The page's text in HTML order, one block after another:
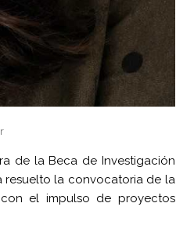
de la Beca de Investigación
resuelto la convocatoria de la
con el impulso de proyectos